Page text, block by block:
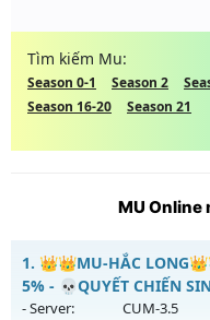
Tìm kiếm Mu:
Season 0-1 Season 2
Season 16-20
Season 21
MU Online
1. 👑👑MU-HẮC
5% - 💀QUYẾT CHIẾN
- Server: CUM-3.5